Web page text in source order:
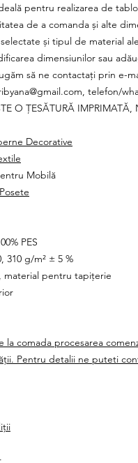
pentru realizarea de
de a comanda și alte
și tipul de material
dimensiunilor sau
să ne contactați prin e-
telefon/
O ȚESĂTURĂ
Decorative
Mobilă
PES
310 g/m² ± 5 %
material pentru tapițerie
la comada procesarea
Pentru detalii ne puteti